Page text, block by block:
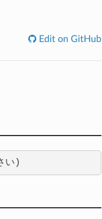
Edit on GitHub